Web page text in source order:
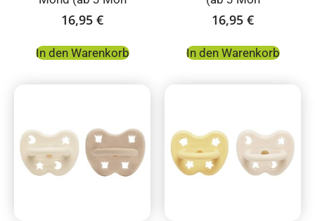
16,95 €
In den Warenkorb
16,95 €
In den Warenkorb